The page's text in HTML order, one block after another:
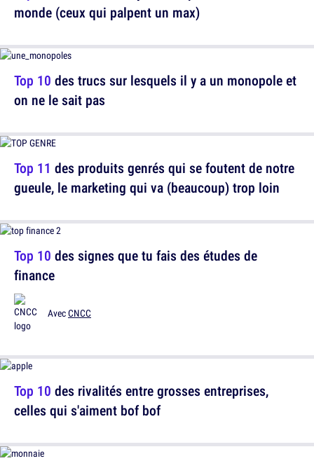
Top 10 des trucs sur lesquels il y a un monopole et
on ne le sait pas
Top 10 des signes que tu fais des études de
finance
AvecCNCC
monde (ceux qui palpent un max)
Top 11 des produits genrés qui se foutent de notre
gueule, le marketing qui va (beaucoup) trop loin
Top 10 des rivalités entre grosses entreprises,
celles qui s'aiment bof bof